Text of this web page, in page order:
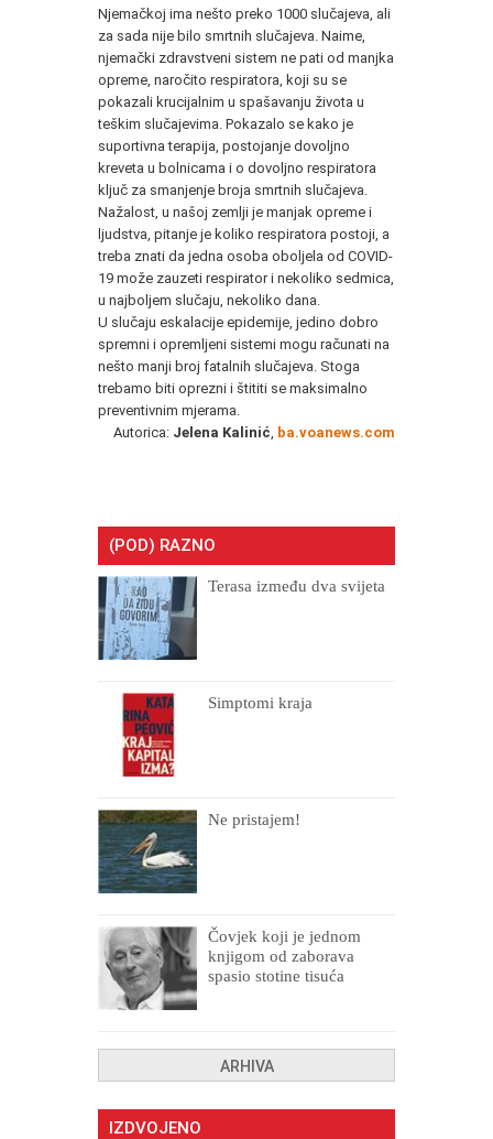
Njemačkoj ima nešto preko 1000 slučajeva, ali
za sada nije bilo smrtnih slučajeva. Naime,
njemački zdravstveni sistem ne pati od manjka
opreme, naročito respiratora, koji su se
pokazali krucijalnim u spašavanju života u
teškim slučajevima. Pokazalo se kako je
suportivna terapija, postojanje dovoljno
kreveta u bolnicama i o dovoljno respiratora
ključ za smanjenje broja smrtnih slučajeva.
Nažalost, u našoj zemlji je manjak opreme i
ljudstva, pitanje je koliko respiratora postoji, a
treba znati da jedna osoba oboljela od COVID-
19 može zauzeti respirator i nekoliko sedmica,
u najboljem slučaju, nekoliko dana.
U slučaju eskalacije epidemije, jedino dobro
spremni i opremljeni sistemi mogu računati na
nešto manji broj fatalnih slučajeva. Stoga
trebamo biti oprezni i štititi se maksimalno
preventivnim mjerama.
Autorica: Jelena Kalinić ba.voanews.com
(POD) RAZNO
Terasa između dva svijeta
Simptomi kraja
Ne pristajem!
Čovjek koji je jednom
knjigom od zaborava
spasio stotine tisuća
ARHIVA
IZDVOJENO